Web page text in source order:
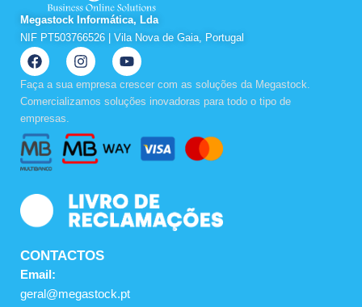
Megastock Informática, Lda
NIF PT503766526 | Vila Nova de Gaia, Portugal
F
a
c
e
o
o
k
I
n
s
t
r
a
m
Y
o
u
t
u
e
Faça a sua empresa crescer com as soluções da Megastock.
Comercializamos soluções inovadoras para todo o tipo de
empresas.
CONTACTOS
Email:
geral@megastock.pt